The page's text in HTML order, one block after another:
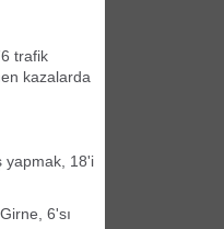
trafik
kazalarda
yapmak, 18'i
6'sı